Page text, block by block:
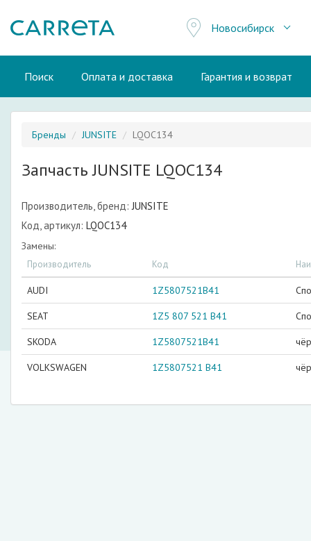
Новосибирск
Поиск Оплата и доставка Гарантия и возврат
Бренды JUNSITE LQOC134
Запчасть JUNSITE LQOC134
Производитель, бренд: JUNSITE
Код, артикул: LQOC134
Замены:
Производитель Код
AUDI 1Z5807521B41
SEAT 1Z5 807 521 B41
SKODA 1Z5807521B41
VOLKSWAGEN 1Z5807521 B41